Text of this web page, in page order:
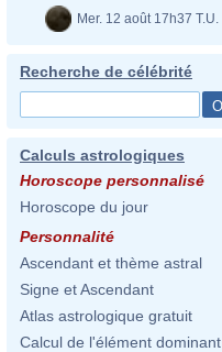
Mer. 12 août 17h37 T.U.
Recherche de célébrité
Calculs astrologiques
Horoscope personnalisé
Horoscope du jour
Personnalité
Ascendant et thème astral
Signe et Ascendant
Atlas astrologique gratuit
Calcul de l'élément dominant